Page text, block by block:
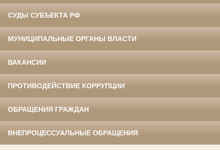
СУДЫ СУБЪЕКТА РФ
МУНИЦИПАЛЬНЫЕ ОРГАНЫ ВЛАСТИ
ВАКАНСИИ
ПРОТИВОДЕЙСТВИЕ КОРРУПЦИИ
ОБРАЩЕНИЯ ГРАЖДАН
ВНЕПРОЦЕССУАЛЬНЫЕ ОБРАЩЕНИЯ